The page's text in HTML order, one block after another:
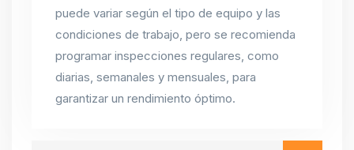
puede variar según el tipo de equipo y las
condiciones de trabajo, pero se recomienda
programar inspecciones regulares, como
diarias, semanales y mensuales, para
garantizar un rendimiento óptimo.